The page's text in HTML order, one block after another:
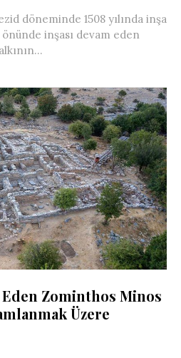
döneminde 1508 yılında inşa
inşası devam eden
Eden Zominthos Minos
Üzere